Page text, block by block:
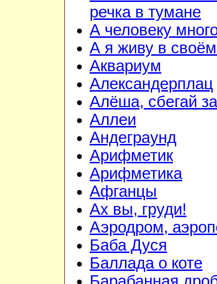
речка в тумане
А человеку
А я живу в своём
Аквариум
Александерплац
Алёша, сбегай
Аллеи
Андеграунд
Арифметик
Арифметика
Афганцы
Ах вы, груди!
Аэродром,
Баба Дуся
Баллада о коте